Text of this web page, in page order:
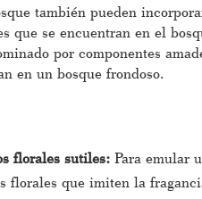
también pueden
que se encuentran en el
por componentes
en un bosque frondoso.
florales sutiles: Para emular
florales que imiten la